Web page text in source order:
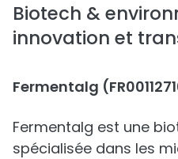
Biotech &
innovation et
Fermentalg
Fermentalg est une
spécialisée dans les